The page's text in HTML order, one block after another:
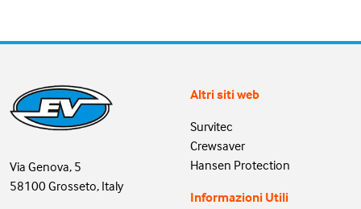
Via Genova, 5
58100 Grosseto, Italy
Altri siti web
Survitec
Crewsaver
Hansen Protection
Informazioni Utili